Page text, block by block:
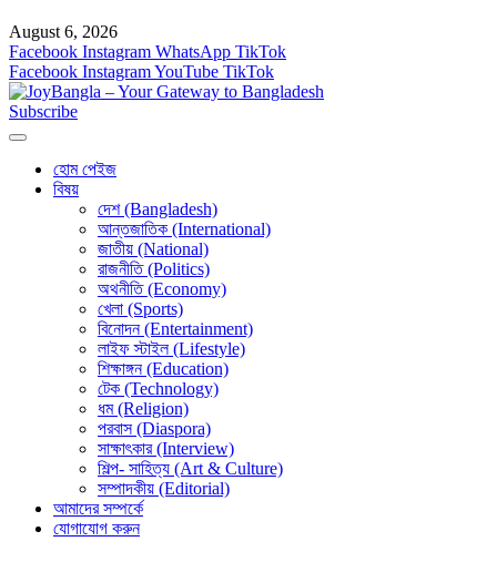
August 6, 2026
Facebook Instagram WhatsApp TikTok
Facebook InstagramYouTube TikTok
Subscribe
হোম পেইজ
বিষয়
দেশ (Bangladesh)
আন্তজাতিক (International)
জাতীয় (National)
রাজনীতি (Politics)
অথনীতি (Economy)
খেলা (Sports)
বিনোদন (Entertainment)
লাইফ স্টাইল (Lifestyle)
শিক্ষাঙ্গন (Education)
টেক (Technology)
ধম (Religion)
পরবাস (Diaspora)
সাক্ষাৎকার (Interview)
শিল্প- সাহিত্য (Art & Culture)
সম্পাদকীয় (Editorial)
আমাদের সম্পর্কে
যোগাযোগ করুন